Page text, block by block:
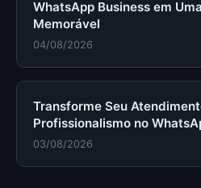
WhatsApp Business em
Memorável
04/08/2026
Transforme Seu
Profissionalismo no
03/08/2026